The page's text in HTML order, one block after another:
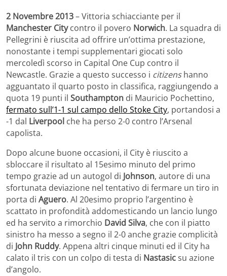
2 Novembre 2013– Vittoria schiacciante per il
Manchester Citycontro il povero Norwich. La squadra di
Pellegrini è riuscita ad offrire un’ottima prestazione,
nonostante i tempi supplementari giocati solo
mercoledì scorso in Capital One Cup contro il
Newcastle. Grazie a questo successo i citizenshanno
agguantato il quarto posto in classifica, raggiungendo a
quota 19 punti il Southampton di Mauricio Pochettino,
fermato sull’1-1 sul campo dello Stoke City, portandosi a
-1 dal Liverpool che ha perso 2-0 contro l’Arsenal
capolista.
Dopo alcune buone occasioni, il City è riuscito a
sbloccare il risultato al 15esimo minuto del primo
tempo grazie ad un autogol di Johnson, autore di una
sfortunata deviazione nel tentativo di fermare un tiro in
porta di Aguero. Al 20esimo proprio l’argentino è
scattato in profondità addomesticando un lancio lungo
ed ha servito a rimorchio David Silva, che con il piatto
sinistro ha messo a segno il 2-0 anche grazie complicità
di John Ruddy. Appena altri cinque minuti ed il City ha
calato il tris con un colpo di testa di Nastasicsu azione
d’angolo.